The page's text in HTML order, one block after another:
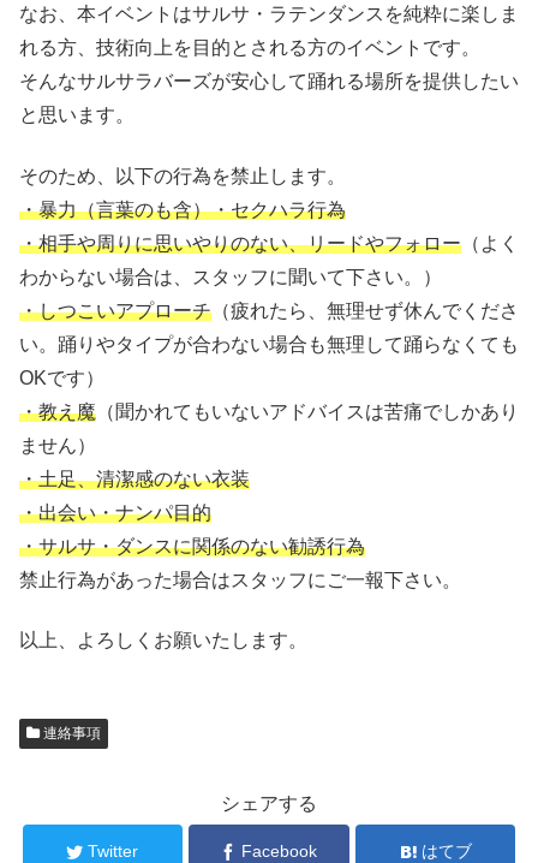
なお、本イベントはサルサ・ラテンダンスを純粋に楽しま
れる方、技術向上を目的とされる方のイベントです。
そんなサルサラバーズが安心して踊れる場所を提供したい
と思います。
そのため、以下の行為を禁止します。
・暴力（言葉のも含）・セクハラ行為
・相手や周りに思いやりのない、リードやフォロー （よく
わからない場合は、スタッフに聞いて下さい。）
・しつこいアプローチ （疲れたら、無理せず休んでくださ
い。踊りやタイプが合わない場合も無理して踊らなくても
OKです）
・教え魔 （聞かれてもいないアドバイスは苦痛でしかあり
ません）
・土足、清潔感のない衣装
・出会い・ナンパ目的
・サルサ・ダンスに関係のない勧誘行為
禁止行為があった場合はスタッフにご一報下さい。
以上、よろしくお願いたします。
連絡事項
シェアする
Twitter Facebook はてブ